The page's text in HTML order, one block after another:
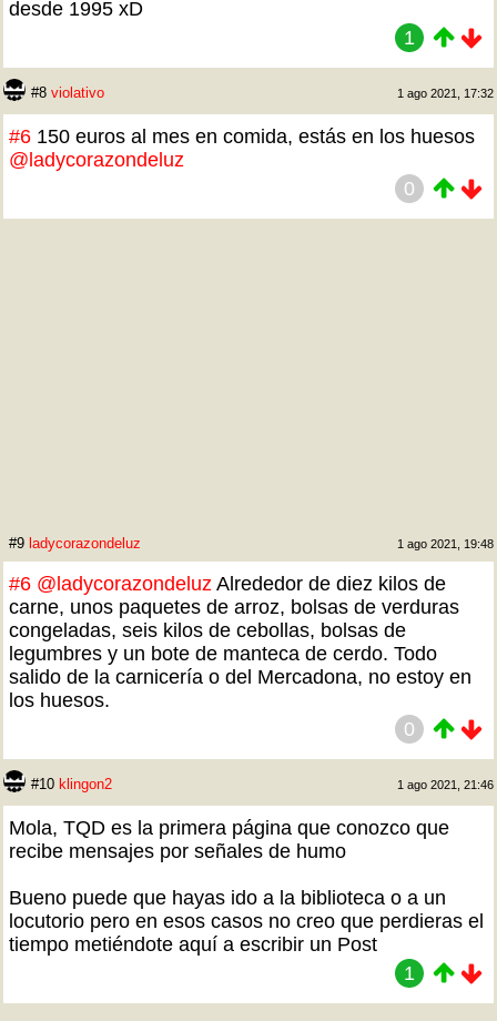
desde 1995 xD
1
#8 violativo 1 ago 2021, 17:32
#6 150 euros al mes en comida, estás en los huesos
@ladycorazondeluz
0
#9 ladycorazondeluz 1 ago 2021, 19:48
#6 @ladycorazondeluz Alrededor de diez kilos de
carne, unos paquetes de arroz, bolsas de verduras
congeladas, seis kilos de cebollas, bolsas de
legumbres y un bote de manteca de cerdo. Todo
salido de la carnicería o del Mercadona, no estoy en
los huesos.
0
#10 klingon2 1 ago 2021, 21:46
Mola, TQD es la primera página que conozco que
recibe mensajes por señales de humo
Bueno puede que hayas ido a la biblioteca o a un
locutorio pero en esos casos no creo que perdieras el
tiempo metiéndote aquí a escribir un Post
1